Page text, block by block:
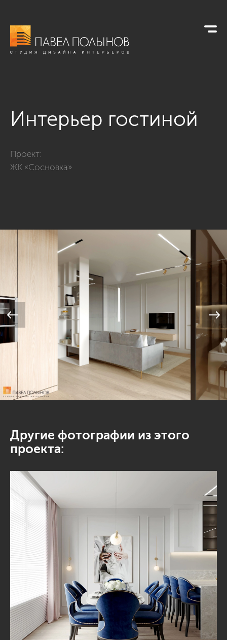
Интерьер гостиной
Проект:
ЖК «Сосновка»
Другие фотографии из этого
проекта: